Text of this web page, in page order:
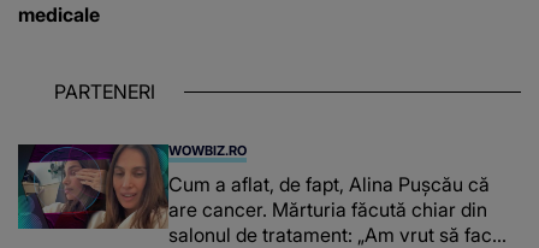
medicale
PARTENERI
WOWBIZ.RO
Cum a aflat, de fapt, Alina Pușcău că
are cancer. Mărturia făcută chiar din
salonul de tratament: „Am vrut să fac